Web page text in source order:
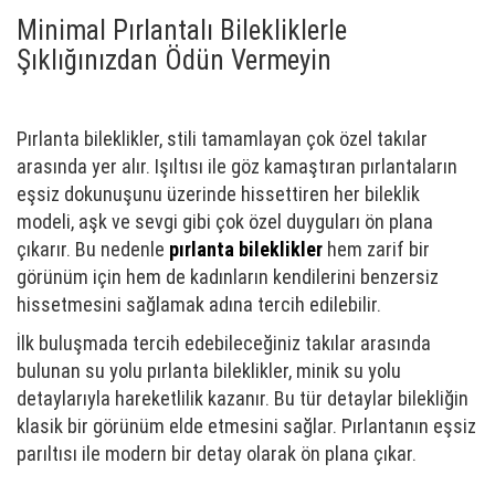
Minimal Pırlantalı Bilekliklerle
Şıklığınızdan Ödün Vermeyin
Pırlanta bileklikler, stili tamamlayan çok özel takılar
arasında yer alır. Işıltısı ile göz kamaştıran pırlantaların
eşsiz dokunuşunu üzerinde hissettiren her bileklik
modeli, aşk ve sevgi gibi çok özel duyguları ön plana
çıkarır. Bu nedenle pırlanta bileklikler hem zarif bir
görünüm için hem de kadınların kendilerini benzersiz
hissetmesini sağlamak adına tercih edilebilir.
İlk buluşmada tercih edebileceğiniz takılar arasında
bulunan su yolu pırlanta bileklikler, minik su yolu
detaylarıyla hareketlilik kazanır. Bu tür detaylar bilekliğin
klasik bir görünüm elde etmesini sağlar. Pırlantanın eşsiz
parıltısı ile modern bir detay olarak ön plana çıkar.